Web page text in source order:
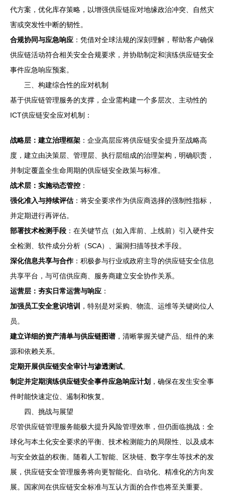
代方案，优化库存策略，以增强供应链应对地缘政治冲突、自然灾
害或突发性中断的韧性。
合规协同与应急响应 ：凭借对全球法规的深刻理解，帮助客户确保
供应链活动符合相关安全合规要求，并协助制定和演练供应链安全
事件应急响应预案。
三、构建综合性的应对机制
基于供应链管理服务的支撑，企业需构建一个多层次、主动性的
ICT供应链安全应对机制：
战略层：建立治理框架 ：企业高层应将供应链安全提升至战略高
度，建立由决策层、管理层、执行层组成的治理架构，明确职责，
并制定覆盖全生命周期的供应链安全政策与标准。
战术层：实施动态管控 ：
强化准入与持续评估：将安全要求作为供应商选择的强制性指标，
并定期进行再评估。
部署技术检测手段 ：在关键节点（如入库前、上线前）引入硬件安
全检测、软件成分分析（SCA）、漏洞扫描等技术手段。
深化信息共享与合作：积极参与行业或政府主导的供应链安全信息
共享平台，与可信供应商、服务商建立安全协作关系。
运营层：夯实日常运营与响应 ：
加强员工安全意识培训
，特别是对采购、物流、运维等关键岗位人
员。
建立详细的资产清单与供应链图谱，清晰掌握关键产品、组件的来
源和依赖关系。
定期开展供应链安全审计与渗透测试。
制定并定期演练供应链安全事件应急响应计划 ，确保在发生安全事
件时能快速定位、遏制和恢复。
四、挑战与展望
尽管供应链管理服务能极大提升风险管理效率，但仍面临挑战：全
球化与本土化安全要求的平衡、技术检测能力的局限性、以及成本
与安全效益的权衡。随着人工智能、区块链、数字孪生等技术的发
展，供应链安全管理服务将向更智能化、自动化、精准化的方向发
展。国家间在供应链安全标准与互认方面的合作也将至关重要。